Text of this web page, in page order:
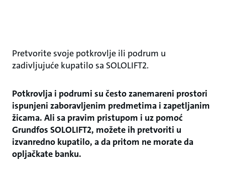
Pretvorite svoje potkrovlje ili podrum u
zadivljujuće kupatilo sa SOLOLIFT2.
Potkrovlja i podrumi su često zanemareni prostori
ispunjeni zaboravljenim predmetima i zapetljanim
žicama. Ali sa pravim pristupom i uz pomoć
Grundfos SOLOLIFT2, možete ih pretvoriti u
izvanredno kupatilo, a da pritom ne morate da
opljačkate banku.